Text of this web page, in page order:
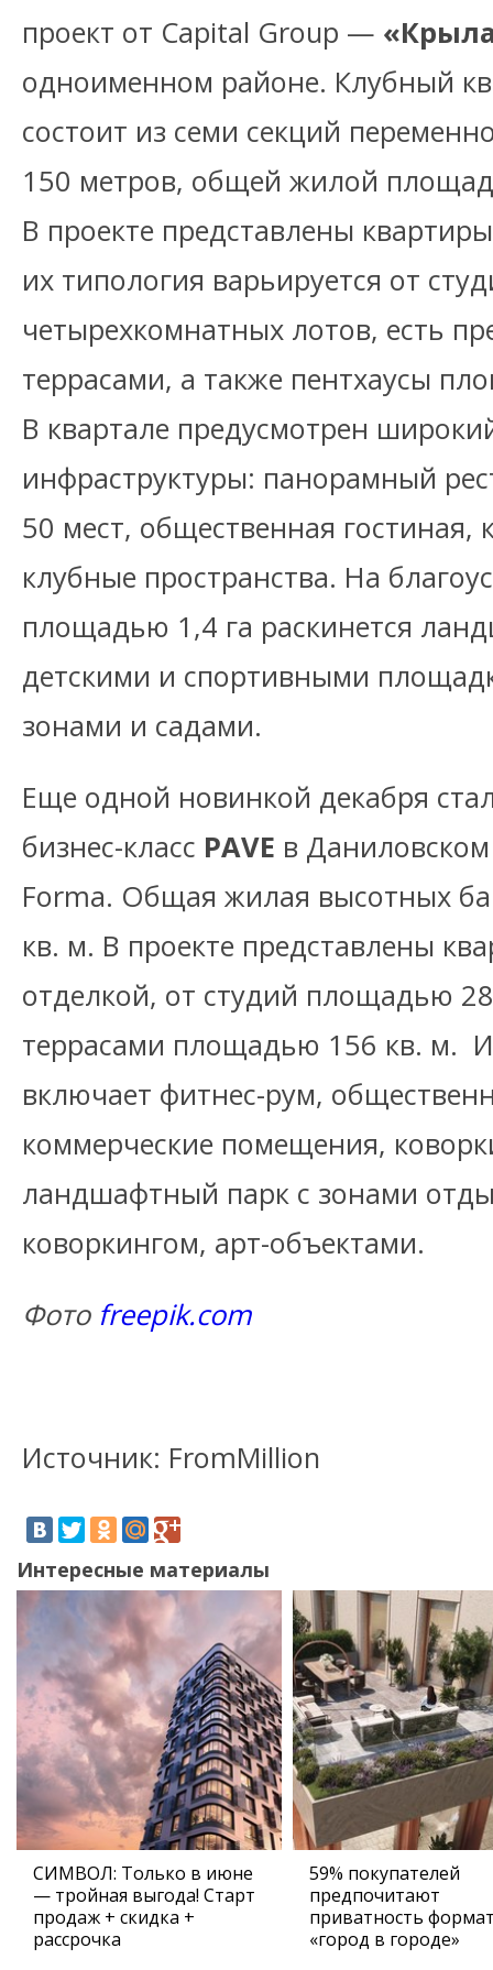
проект от Capital Group —
одноименном районе. Клубный
состоит из семи секций
150 метров, общей жилой
В проекте представлены
их типология варьируется от
четырехкомнатных лотов, есть
террасами, а также пентхаусы
В квартале предусмотрен
инфраструктуры: панорамный
50 мест, общественная гостиная,
клубные пространства. На
площадью 1,4 га раскинется
детскими и спортивными
зонами и садами.
Еще одной новинкой декабря
бизнес-класс PAVE в
Forma. Общая жилая высотных
кв. м. В проекте представлены
отделкой, от студий площадью
террасами площадью 156 кв. м.
включает фитнес-рум,
коммерческие помещения,
ландшафтный парк с зонами
коворкингом, арт-объектами.
Фото freepik.com
Источник: FromMillion
Интересные материалы
СИМВОЛ: Только в июне
— тройная выгода! Старт
продаж + скидка +
рассрочка
59% покупателей
предпочитают
приватность
«город в городе»